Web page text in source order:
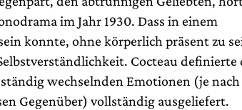
im Jahr 1930. Dass in einem
konnte, ohne körperlich präsent zu
Cocteau definierte
wechselnden Emotionen (je nach
Gegenüber) vollständig ausgeliefert.